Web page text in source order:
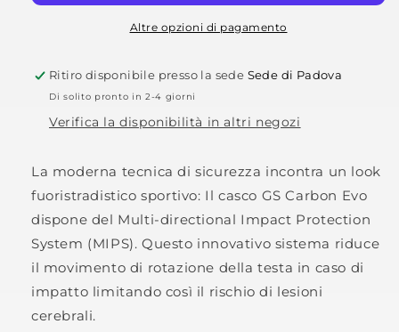
Altre opzioni di pagamento
Ritiro disponibile presso la sede Sede di Padova
Di solito pronto in 2-4 giorni
Verifica la disponibilità in altri negozi
La moderna tecnica di sicurezza incontra un look
fuoristradistico sportivo: Il casco GS Carbon Evo
dispone del Multi-directional Impact Protection
System (MIPS). Questo innovativo sistema riduce
il movimento di rotazione della testa in caso di
impatto limitando così il rischio di lesioni
cerebrali.